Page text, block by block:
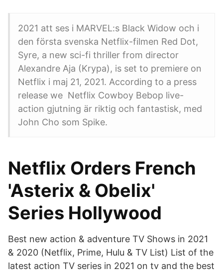
2021 att ses i MARVEL:s Black Widow och i
den första svenska Netflix-filmen Red Dot,
Syre, a new sci-fi thriller from director
Alexandre Aja (Krypa), is set to premiere on
Netflix i maj 21, 2021. According to a press
release we Netflix Cowboy Bebop live-
action gjutning är riktig och fantastisk, med
John Cho som Spike.
Netflix Orders French
'Asterix & Obelix'
Series Hollywood
Best new action & adventure TV Shows in 2021
& 2020 (Netflix, Prime, Hulu & TV List) List of the
latest action TV series in 2021 on tv and the best